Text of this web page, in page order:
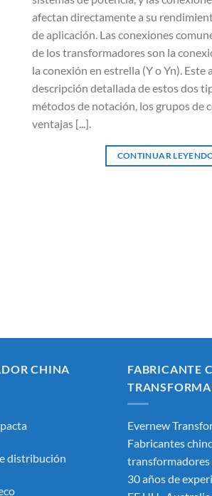
afectan directamente a su
de aplicación. Las conexiones
de los transformadores son la
la conexión en estrella (Y o Yn). Este
descripción detallada de estos dos
métodos de notación, los grupos de
ventajas [...].
CONTINUAR
CHINA
distribución
FABRICANTE
Evernew
Fabricantes
transformadores
30 años de